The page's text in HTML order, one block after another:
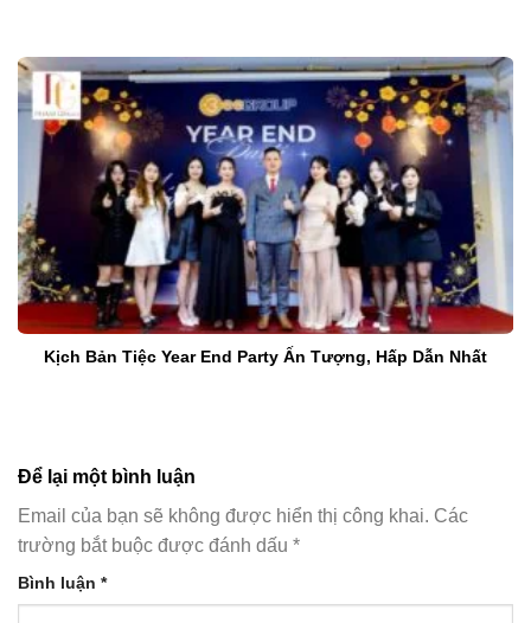
Kịch Bản Tiệc Year End Party Ấn Tượng, Hấp Dẫn Nhất
Để lại một bình luận
Email của bạn sẽ không được hiển thị công khai. Các
trường bắt buộc được đánh dấu *
Bình luận *